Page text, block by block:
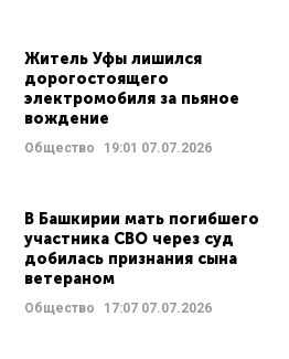
Житель Уфы лишился
дорогостоящего
электромобиля за пьяное
вождение
Общество 19:01 07.07.2026
В Башкирии мать погибшего
участника СВО через суд
добилась признания сына
ветераном
Общество 17:07 07.07.2026